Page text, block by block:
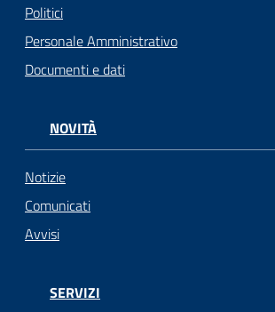
Politici
Personale Amministrativo
Documenti e dati
NOVITÀ
Notizie
Comunicati
Avvisi
SERVIZI